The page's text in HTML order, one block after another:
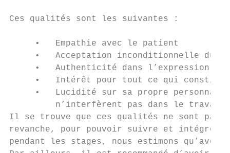
Ces qualités sont les suivantes :
     •   Empathie avec le patient
•   Acceptation inconditionnelle du
•   Authenticité dans l’expression
•   Intérêt pour tout ce qui
•   Lucidité sur sa propre
n’interfèrent pas dans le travail
Il se trouve que ces qualités ne sont pas
revanche, pour pouvoir suivre et intégrer le
pendant les stages, nous estimons